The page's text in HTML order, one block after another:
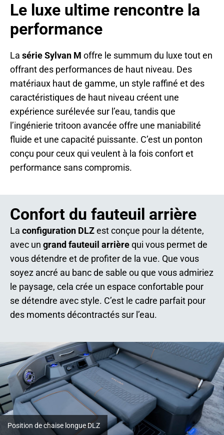
Le luxe ultime rencontre la
performance
La série Sylvan M offre le summum du luxe tout en
offrant des performances de haut niveau. Des
matériaux haut de gamme, un style raffiné et des
caractéristiques de haut niveau créent une
expérience surélevée sur l’eau, tandis que
l’ingénierie tritoon avancée offre une maniabilité
fluide et une capacité puissante. C’est un ponton
conçu pour ceux qui veulent à la fois confort et
performance sans compromis.
Confort du fauteuil arrière
La configuration DLZest conçue pour la détente,
avec un grand fauteuil arrièrequi vous permet de
vous détendre et de profiter de la vue. Que vous
soyez ancré au banc de sable ou que vous admiriez
le paysage, cela crée un espace confortable pour
se détendre avec style. C’est le cadre parfait pour
des moments décontractés sur l’eau.
Position de chaise longue DLZ